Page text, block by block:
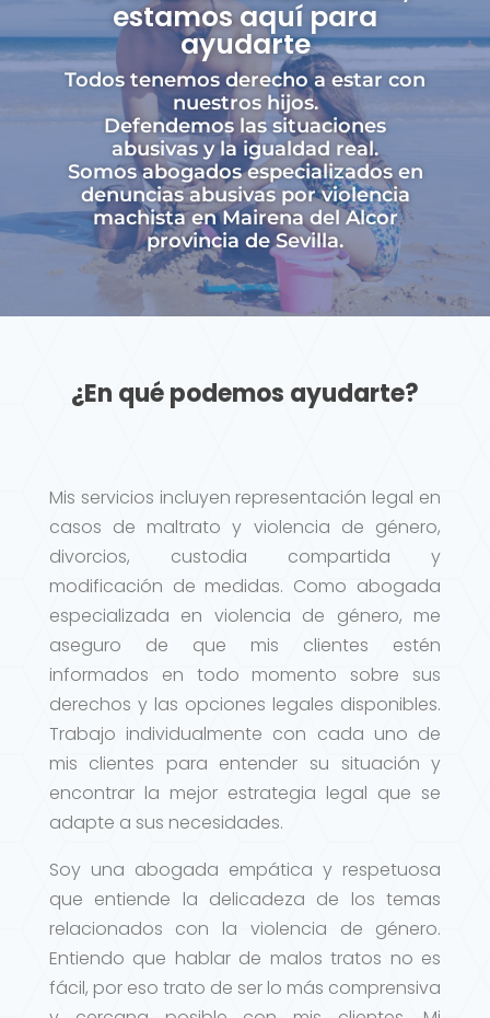
estamos aquí para
ayudarte
Todos tenemos derecho a estar con
nuestros hijos.
Defendemos las situaciones
abusivas y la igualdad real.
Somos abogados especializados en
denuncias abusivas por violencia
machista en Mairena del Alcor
provincia de Sevilla.
¿En qué podemos ayudarte?
Mis servicios incluyen representación legal en
casos de maltrato y violencia de género,
divorcios, custodia compartida y
modificación de medidas. Como abogada
especializada en violencia de género, me
aseguro de que mis clientes estén
informados en todo momento sobre sus
derechos y las opciones legales disponibles.
Trabajo individualmente con cada uno de
mis clientes para entender su situación y
encontrar la mejor estrategia legal que se
adapte a sus necesidades.
Soy una abogada empática y respetuosa
que entiende la delicadeza de los temas
relacionados con la violencia de género.
Entiendo que hablar de malos tratos no es
fácil, por eso trato de ser lo más comprensiva